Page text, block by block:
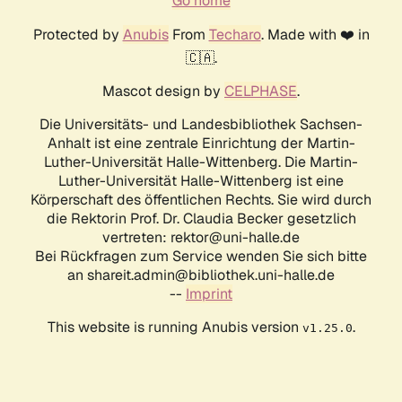
Protected by AnubisFrom Techaro. Made with ❤️ in
🇨🇦.
Mascot design by CELPHASE.
Die Universitäts- und Landesbibliothek Sachsen-
Anhalt ist eine zentrale Einrichtung der Martin-
Luther-Universität Halle-Wittenberg. Die Martin-
Luther-Universität Halle-Wittenberg ist eine
Körperschaft des öffentlichen Rechts. Sie wird durch
die Rektorin Prof. Dr. Claudia Becker gesetzlich
vertreten: rektor@uni-halle.de
Bei Rückfragen zum Service wenden Sie sich bitte
an shareit.admin@bibliothek.uni-halle.de
-- Imprint
This website is running Anubis version v1.25.0.